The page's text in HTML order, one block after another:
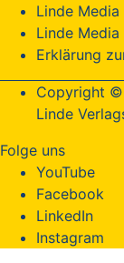
Linde
Linde
Erklärung
Copyright ©
Linde
Folge uns
YouTube
Facebook
LinkedIn
Instagram